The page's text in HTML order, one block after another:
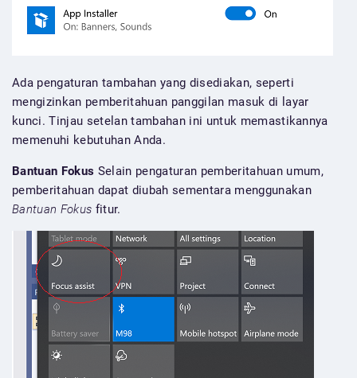
Ada pengaturan tambahan yang disediakan, seperti
mengizinkan pemberitahuan panggilan masuk di layar
kunci. Tinjau setelan tambahan ini untuk memastikannya
memenuhi kebutuhan Anda.
Bantuan Fokus Selain pengaturan pemberitahuan umum,
pemberitahuan dapat diubah sementara menggunakan
Bantuan Fokus fitur.